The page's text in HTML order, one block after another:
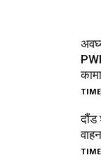
दौंड